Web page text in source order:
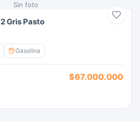
Sin foto
Gris Pasto
Gasolina
$67.000.000